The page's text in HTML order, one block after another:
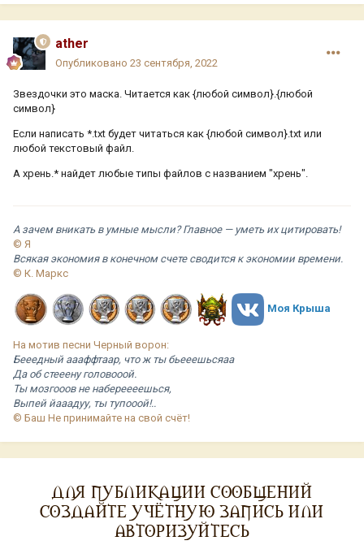
ather
Опубликовано 23 сентября, 2022
Звездочки это маска. Читается как {любой символ}.{любой
символ}
Если написать *.txt будет читаться как {любой символ}.txt или
любой текстовый файл.
А хрень.* найдет любые типы файлов с названием "хрень".
А зачем вникать в умные мысли? Главное — уметь их цитировать!
© Я
Всякая экономия в конечном счете сводится к экономии времени.
© К. Маркс
Моя Крыша
На мотив песни Черный ворон:
Бееедный аааффтаар, что ж ты бьееешьсяаа
Да об стееену головооой.
Ты мозгооов не набереееешься,
Выпей йааадуу, ты тупооой!..
© Баш Не принимайте на свой счёт!
ДЛЯ ПУБЛИКАЦИИ СООБЩЕНИЙ
СОЗДАЙТЕ УЧЁТНУЮ ЗАПИСЬ ИЛИ
АВТОРИЗУЙТЕСЬ